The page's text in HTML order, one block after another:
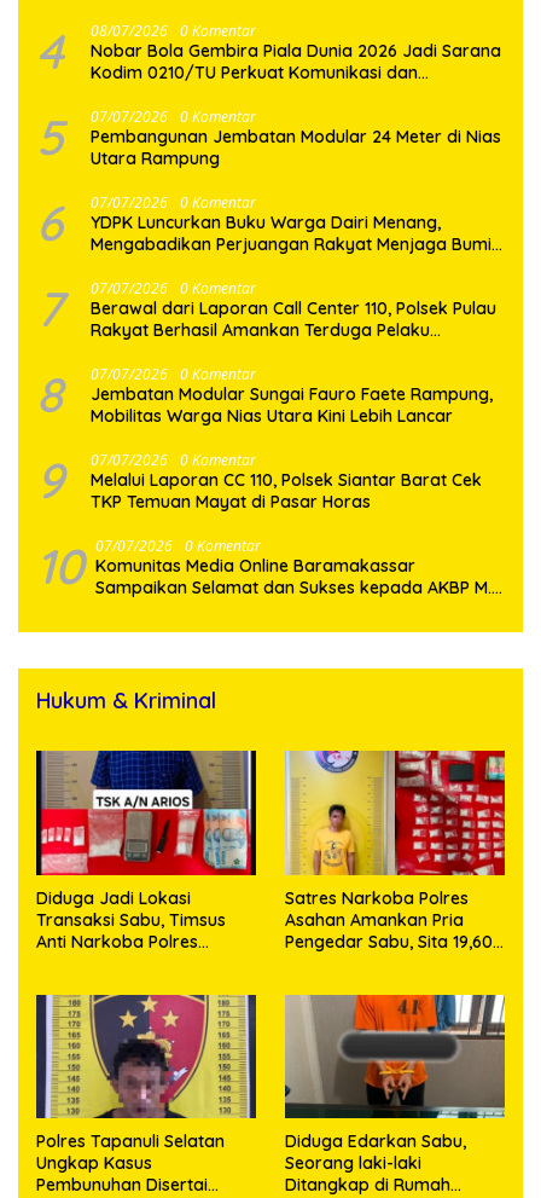
4 08/07/2026 0 Komentar
Nobar Bola Gembira Piala Dunia 2026 Jadi Sarana
Kodim 0210/TU Perkuat Komunikasi dan
5 07/07/2026 0 Komentar
Pembangunan Jembatan Modular 24 Meter di Nias
Utara Rampung
6 07/07/2026 0 Komentar
YDPK Luncurkan Buku Warga Dairi Menang,
Mengabadikan Perjuangan Rakyat Menjaga Bumi
7 07/07/2026 0 Komentar
Berawal dari Laporan Call Center 110, Polsek Pulau
Rakyat Berhasil Amankan Terduga Pelaku
8 07/07/2026 0 Komentar
Jembatan Modular Sungai Fauro Faete Rampung,
Mobilitas Warga Nias Utara Kini Lebih Lancar
9 07/07/2026 0 Komentar
Melalui Laporan CC 110, Polsek Siantar Barat Cek
TKP Temuan Mayat di Pasar Horas
10 07/07/2026 0 Komentar
Komunitas Media Online Baramakassar
Sampaikan Selamat dan Sukses kepada AKBP M.
Hukum & Kriminal
Diduga Jadi Lokasi
Transaksi Sabu, Timsus
Anti Narkoba Polres
63,67 Gram Sabu
Satres Narkoba Polres
Asahan Amankan Pria
Pengedar Sabu, Sita 19,60
Polres Tapanuli Selatan
Ungkap Kasus
Pembunuhan Disertai
Diduga Edarkan Sabu,
Seorang laki-laki
Ditangkap di Rumah